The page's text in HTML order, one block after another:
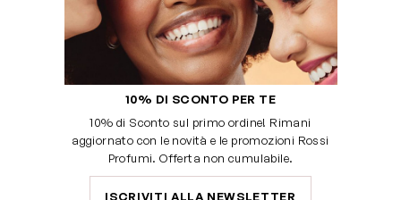
10% DI SCONTO PER TE
10% di Sconto sul primo ordine! Rimani
aggiornato con le novità e le promozioni Rossi
Profumi. Offerta non cumulabile.
ISCRIVITI ALLA NEWSLETTER